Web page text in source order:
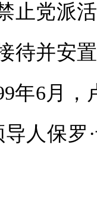
止党派
待并安
年6月
导人保